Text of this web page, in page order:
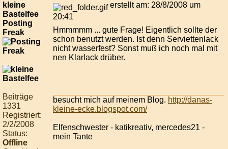
kleine
Bastelfee
Posting
Freak
Beiträge
1331
Registriert:
2/2/2008
Status:
Offline
erstellt am: 28/8/2008 um
20:41
Hmmmmm ... gute Frage! Eigentlich sollte der
schon benutzt werden. Ist denn Serviettenlack
nicht wasserfest? Sonst muß ich noch mal mit
nen Klarlack drüber.
besucht mich auf meinem Blog. http://danas-
kleine-ecke.blogspot.com/
Elfenschwester - katikreativ, mercedes21 -
mein Tante